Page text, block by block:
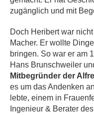
zugänglich und mit
Doch Heribert war
Macher. Er wollte
bringen. So war er am
Hans Brunschweiler
Mitbegründer der
es um das Andenken
lebte, einem in
Ingenieur & Berater